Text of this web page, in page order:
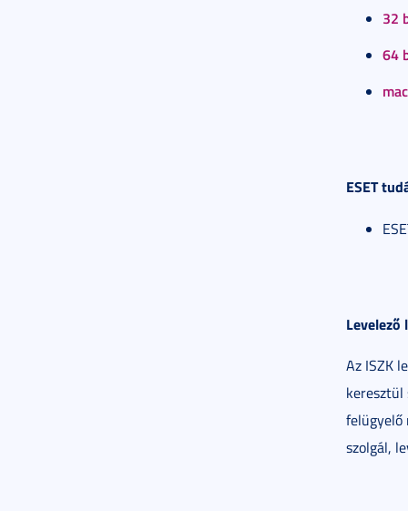
32
64
ESET
Levelező
Az ISZK
keresztül
felügyelő
szolgál,